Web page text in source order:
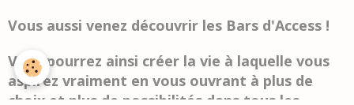
Vous aussi venez découvrir les Bars d'Access !
Vous pourrez ainsi créer la vie à laquelle vous
aspirez vraiment en vous ouvrant à plus de
choix et plus de possibilités dans tous les